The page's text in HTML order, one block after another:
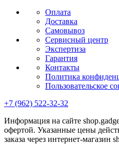
Оплата
Доставка
Самовывоз
Сервисный центр
Экспертиза
Гарантия
Контакты
Политика
Пользовательское
+7 (962) 522-32-32
Информация на сайте
офертой. Указанные цены
заказа через интернет-магазин